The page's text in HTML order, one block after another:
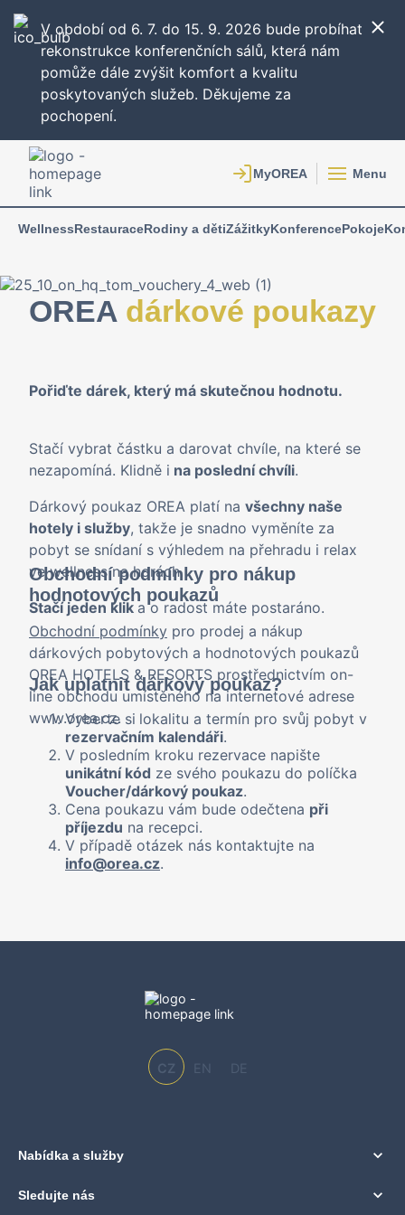
V období od 6. 7. do 15. 9. 2026 bude probíhat
rekonstrukce konferenčních sálů, která nám
pomůže dále zvýšit komfort a kvalitu
poskytovaných služeb. Děkujeme za
pochopení.
Menu
WellnessRestauraceRodiny a dětiZážitkyKonferencePokoje
OREA dárkové poukazy
Pořiďte dárek, který má skutečnou hodnotu.
Stačí vybrat částku a darovat chvíle, na které se
nezapomíná. Klidně i na poslední chvíli.
Dárkový poukaz OREA platí na všechny naše
hotely i služby, takže je snadno vyměníte za
pobyt se snídaní s výhledem na přehradu i relax
ve wellness na horách.
Stačí jeden klik a o radost máte postaráno.
Obchodní podmínky pro nákup
hodnotových poukazů
Obchodní podmínky pro prodej a nákup
dárkových pobytových a hodnotových poukazů
OREA HOTELS & RESORTS prostřednictvím on-
line obchodu umístěného na internetové adrese
www.orea.cz.
Jak uplatnit dárkový poukaz?
Vyberte si lokalitu a termín pro svůj pobyt v
rezervačním kalendáři.
V posledním kroku rezervace napište
unikátní kód ze svého poukazu do políčka
Voucher/dárkový poukaz.
Cena poukazu vám bude odečtena při
příjezdu na recepci.
V případě otázek nás kontaktujte na
info@orea.cz.
CZ EN DE
Nabídka a služby
Sledujte nás